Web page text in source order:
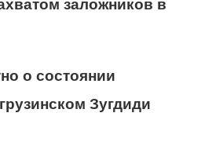
заложников в
о состоянии
Зугдиди